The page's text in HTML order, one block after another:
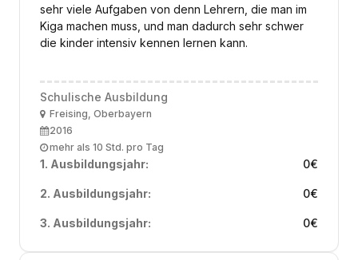
sehr viele Aufgaben von denn Lehrern, die man im
Kiga machen muss, und man dadurch sehr schwer
die kinder intensiv kennen lernen kann.
Schulische Ausbildung
OrtFreising, Oberbayern
Ausbildungsbeginn
2016
Arbeitszeit
mehr als 10 Std. pro Tag
1. Ausbildungsjahr: 0€
2. Ausbildungsjahr: 0€
3. Ausbildungsjahr: 0€